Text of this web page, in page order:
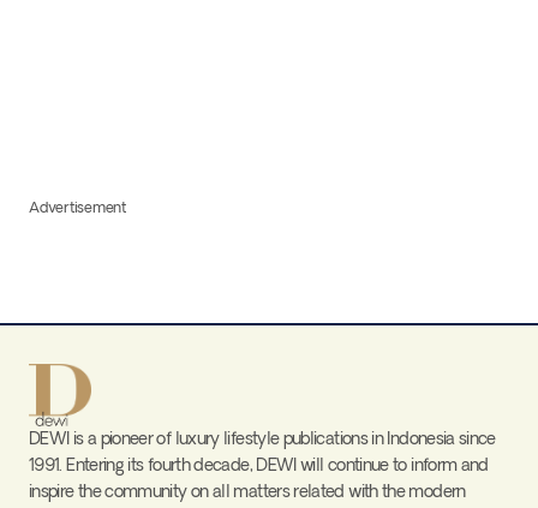
Advertisement
DEWI is a pioneer of luxury lifestyle publications in Indonesia since
1991. Entering its fourth decade, DEWI will continue to inform and
inspire the community on all matters related with the modern